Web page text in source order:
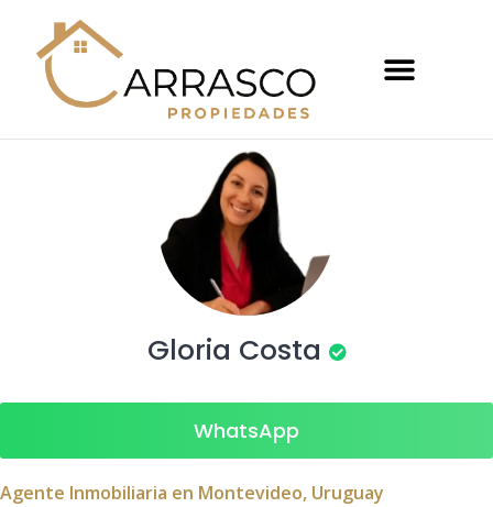
Gloria Costa
WhatsApp
Agente Inmobiliaria en Montevideo, Uruguay